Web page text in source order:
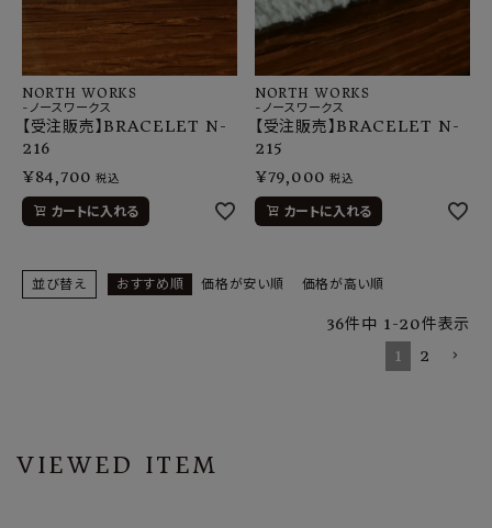
NORTH WORKS
-ノースワークス
【受注販売】BRACELET N-
216
¥84,700 税込
カートに入れる
NORTH WORKS
-ノースワークス
【受注販売】BRACELET N-
215
¥79,000 税込
カートに入れる
並び替え おすすめ順 価格が安い順 価格が高い順
36件中 1 -20件表示
1
2
VIEWED ITEM